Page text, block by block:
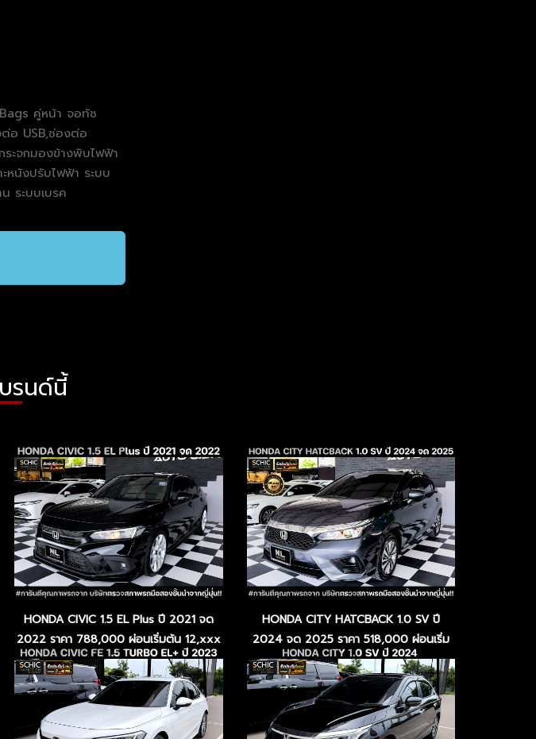
คู่หน้า จอทัช
อ USB,ช่องต่อ
ะจกมองข้างพับไฟฟ้า
หนังปรับไฟฟ้า ระบบ
ระบบเบรค
รนด์นี้
HONDA CIVIC 1.5 EL Plus ปี 2021 จด
2022 ราคา 788,000 ผ่อนเริ่มต้น 12,xxx
บาท
HONDA CITY HATCBACK 1.0 SV ปี
2024 จด 2025 ราคา 518,000 ผ่อนเริ่ม
ต้น 7,xxx บาท